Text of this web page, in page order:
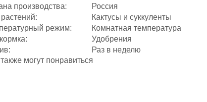
производства:
Россия
Кактусы и суккуленты
режим:
Комнатная температура
Удобрения
Раз в неделю
могут понравиться